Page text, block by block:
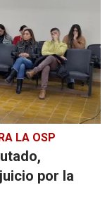
LA OSP
por la